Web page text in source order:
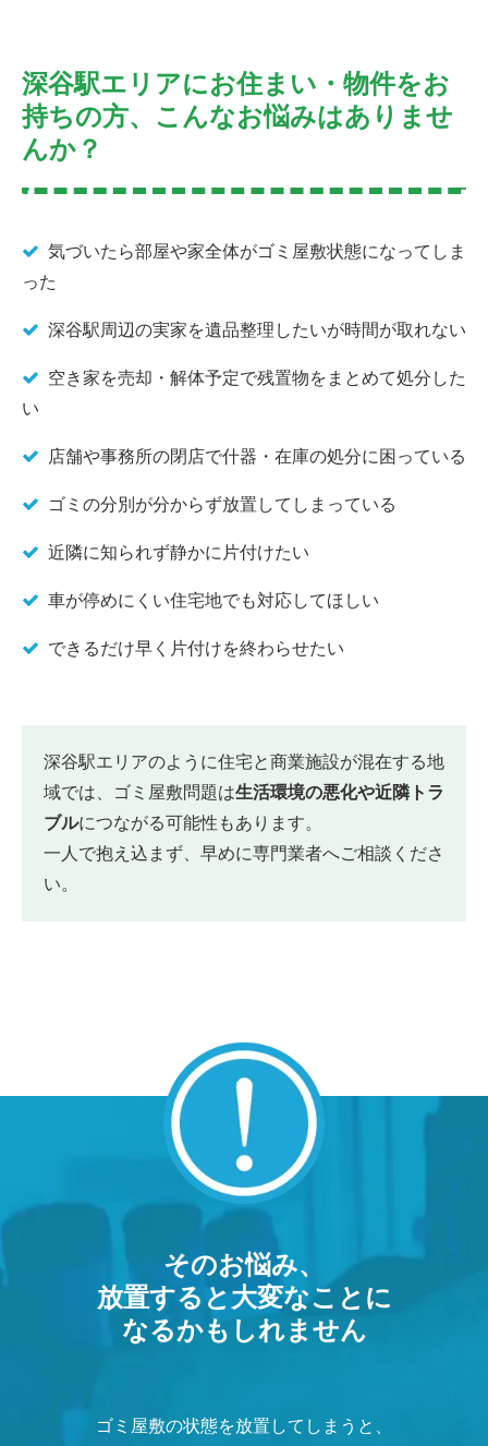
深谷駅エリアにお住まい・物件をお
持ちの方、こんなお悩みはありませ
んか？
気づいたら部屋や家全体がゴミ屋敷状態になってしま
った
深谷駅周辺の実家を遺品整理したいが時間が取れない
空き家を売却・解体予定で残置物をまとめて処分した
い
店舗や事務所の閉店で什器・在庫の処分に困っている
ゴミの分別が分からず放置してしまっている
近隣に知られず静かに片付けたい
車が停めにくい住宅地でも対応してほしい
できるだけ早く片付けを終わらせたい
深谷駅エリアのように住宅と商業施設が混在する地
域では、ゴミ屋敷問題は生活環境の悪化や近隣トラ
ブルにつながる可能性もあります。
一人で抱え込まず、早めに専門業者へご相談くださ
い。
そのお悩み、
放置すると大変なことに
なるかもしれません
ゴミ屋敷の状態を放置してしまうと、